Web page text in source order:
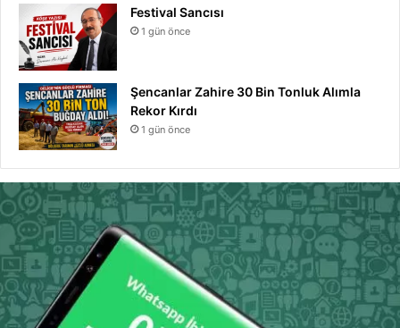
Festival Sancısı
1 gün önce
Şencanlar Zahire 30 Bin Tonluk Alımla
Rekor Kırdı
1 gün önce